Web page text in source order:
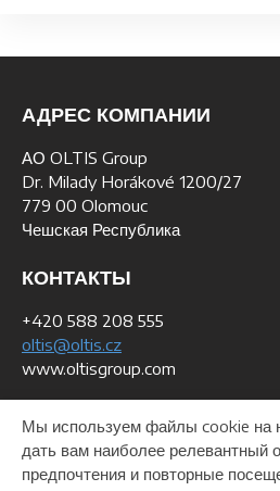
АДРЕС КОМПАНИИ
АО OLTIS Group
Dr. Milady Horákové 1200/27
779 00 Olomouc
Чешская Республика
КОНТАКТЫ
+420 588 208 555
oltis@oltis.cz
www.oltisgroup.com
ДАННЫЕ ДЛЯ СЧЕТОВ
ИН: 268 47 281
PHH: CZ26847281
Мы используем файлы cookie на
дать вам наиболее релевантный
предпочтения и повторные